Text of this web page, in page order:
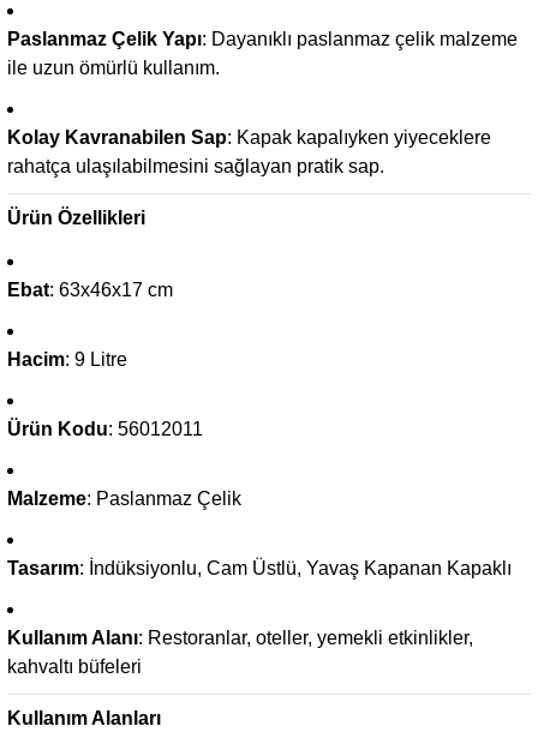
Paslanmaz Çelik Yapı: Dayanıklı paslanmaz çelik malzeme
ile uzun ömürlü kullanım.
Kolay Kavranabilen Sap: Kapak kapalıyken yiyeceklere
rahatça ulaşılabilmesini sağlayan pratik sap.
Ürün Özellikleri
Ebat: 63x46x17 cm
Hacim: 9 Litre
Ürün Kodu: 56012011
Malzeme: Paslanmaz Çelik
Tasarım: İndüksiyonlu, Cam Üstlü, Yavaş Kapanan Kapaklı
Kullanım Alanı: Restoranlar, oteller, yemekli etkinlikler,
kahvaltı büfeleri
Kullanım Alanları